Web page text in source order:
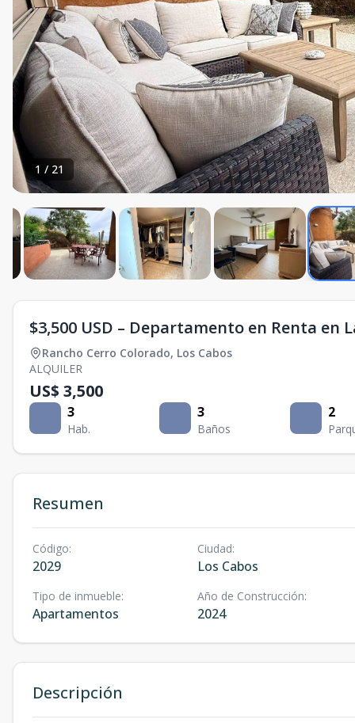
1 / 21
$3,500 USD – Departamento en Renta en
Rancho Cerro Colorado, Los Cabos
ALQUILER
US$ 3,500
3
Hab.
3
Baños
2
Resumen
Código:
2029
Ciudad:
Los Cabos
Tipo de inmueble:
Apartamentos
Año de Construcción:
2024
Descripción